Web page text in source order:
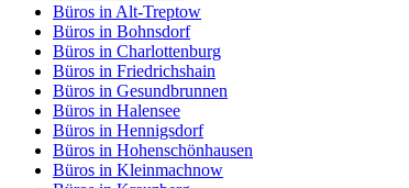
Büros in Alt-Treptow
Büros in Bohnsdorf
Büros in Charlottenburg
Büros in Friedrichshain
Büros in Gesundbrunnen
Büros in Halensee
Büros in Hennigsdorf
Büros in Hohenschönhausen
Büros in Kleinmachnow